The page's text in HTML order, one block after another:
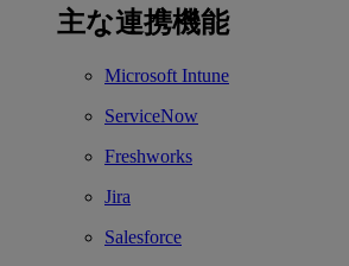
主な連携機能
Microsoft Intune
ServiceNow
Freshworks
Jira
Salesforce